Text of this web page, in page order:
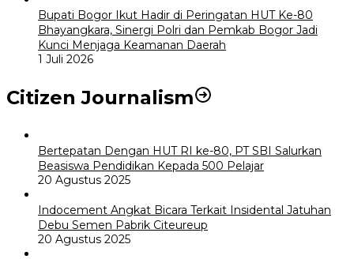
Bupati Bogor Ikut Hadir di Peringatan HUT Ke-80
Bhayangkara, Sinergi Polri dan Pemkab Bogor Jadi
Kunci Menjaga Keamanan Daerah
1 Juli 2026
Citizen Journalism
Bertepatan Dengan HUT RI ke-80, PT SBI Salurkan
Beasiswa Pendidikan Kepada 500 Pelajar
20 Agustus 2025
Indocement Angkat Bicara Terkait Insidental Jatuhan
Debu Semen Pabrik Citeureup
20 Agustus 2025